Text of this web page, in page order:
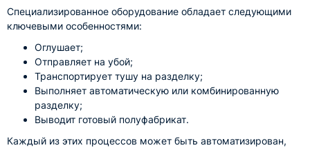
Специализированное оборудование обладает следующими
ключевыми особенностями:
Оглушает;
Отправляет на убой;
Транспортирует тушу на разделку;
Выполняет автоматическую или комбинированную
разделку;
Выводит готовый полуфабрикат.
Каждый из этих процессов может быть автоматизирован,